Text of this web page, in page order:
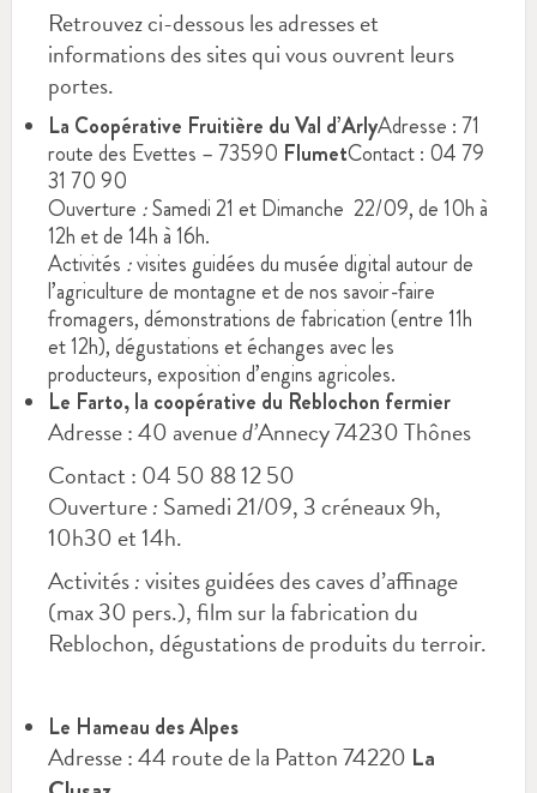
Retrouvez ci-dessous les adresses et
informations des sites qui vous ouvrent leurs
portes.
La Coopérative Fruitière du Val d’ArlyAdresse : 71
route des Evettes – 73590 FlumetContact : 04 79
31 70 90
Ouverture :Samedi 21 et Dimanche 22/09, de 10h à
12h et de 14h à 16h.
Activités :visites guidées du musée digital autour de
l’agriculture de montagne et de nos savoir-faire
fromagers, démonstrations de fabrication (entre 11h
et 12h), dégustations et échanges avec les
producteurs, exposition d’engins agricoles.
Le Farto, la coopérative du Reblochon fermier
Adresse : 40 avenued’Annecy 74230 Thônes
Contact : 04 50 88 12 50
Ouverture: Samedi 21/09, 3 créneaux 9h,
10h30 et 14h.
Activités:visites guidées des caves d’affinage
(max 30 pers.), film sur la fabrication du
Reblochon, dégustations de produits du terroir.
Le Hameau des Alpes
Adresse : 44 route de la Patton 74220 La